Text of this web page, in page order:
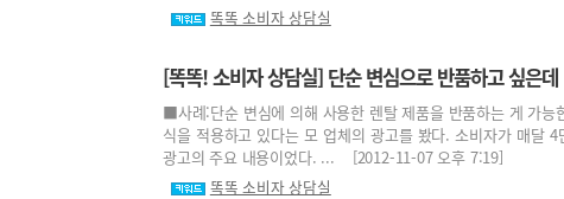
똑똑 소비자 상담실
[똑똑! 소비자 상담실] 단순 변심으로 반품하고 싶은데
■사례:단순 변심에 의해 사용한 렌탈 제품을 반품하는 게 가
식을 적용하고 있다는 모 업체의 광고를 봤다. 소비자가 매달
광고의 주요 내용이었다. ... [2012-11-07 오후 7:19]
똑똑 소비자 상담실